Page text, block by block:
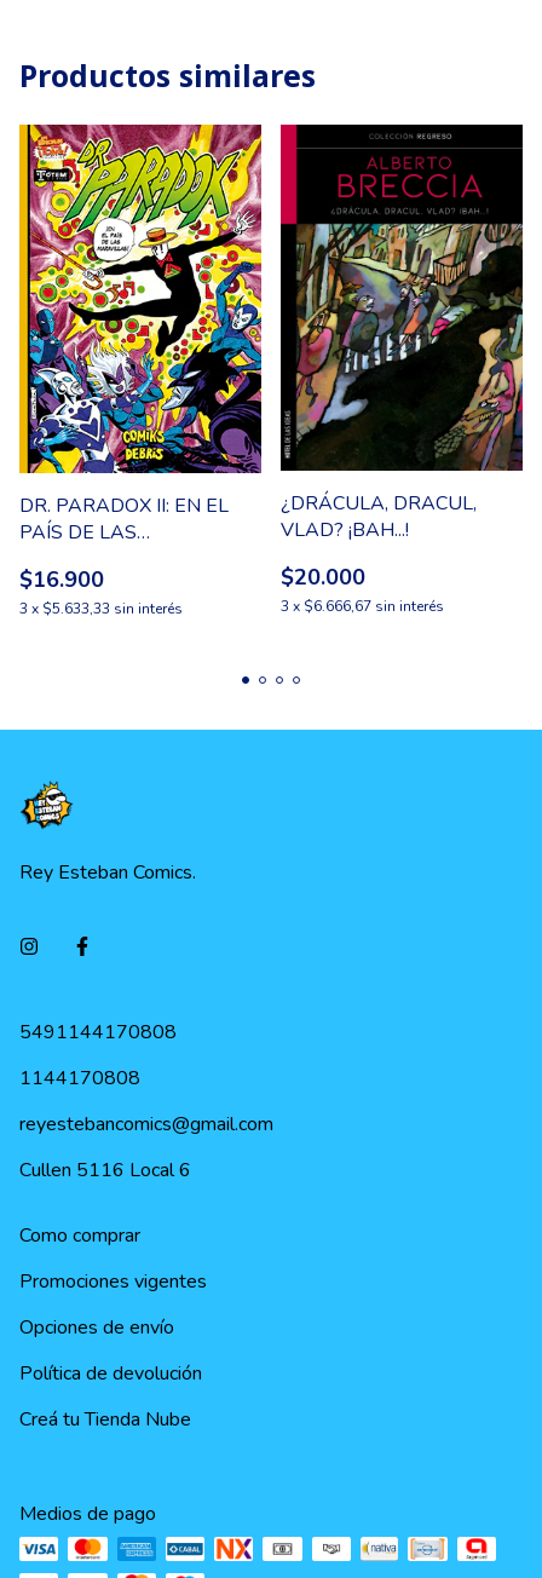
Productos similares
DR. PARADOX II: EN EL
PAÍS DE LAS
$16.900
3 x $5.633,33 sin interés
¿DRÁCULA, DRACUL,
VLAD? ¡BAH...!
$20.000
3 x $6.666,67 sin interés
Rey Esteban Comics.
5491144170808
1144170808
reyestebancomics@gmail.com
Cullen 5116 Local 6
Como comprar
Promociones vigentes
Opciones de envío
Política de devolución
Creá tu Tienda Nube
Medios de pago